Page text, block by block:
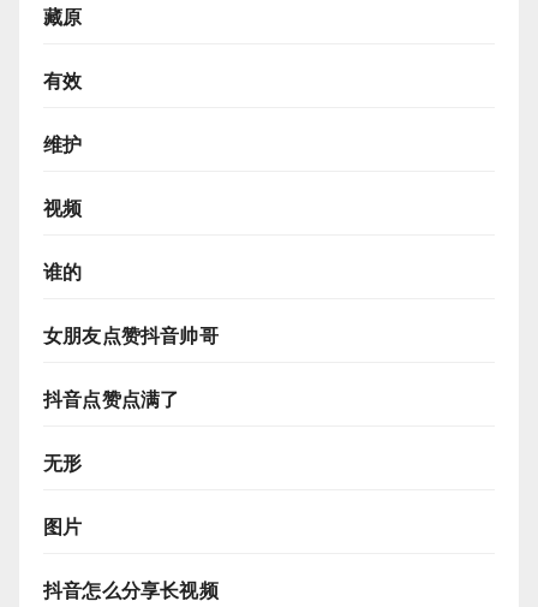
藏原
有效
维护
视频
谁的
女朋友点赞抖音帅哥
抖音点赞点满了
无形
图片
抖音怎么分享长视频